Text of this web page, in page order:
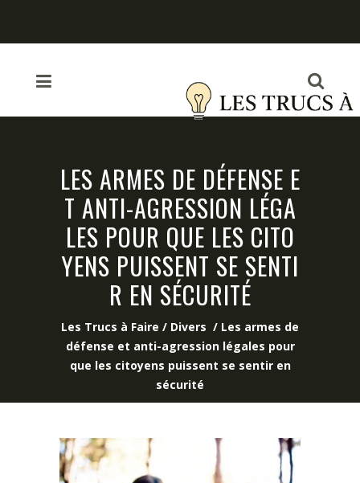
LES ARMES DE DÉFENSE E
T ANTI-AGRESSION LÉGA
LES POUR QUE LES CITO
YENS PUISSENT SE SENTI
R EN SÉCURITÉ
Les Trucs à Faire / Divers / Les armes de
défense et anti-agression légales pour
que les citoyens puissent se sentir en
sécurité